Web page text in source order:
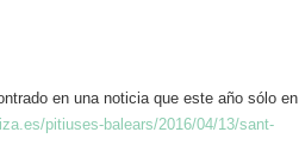
en una noticia que este año sólo en
pitiuses-balears/2016/04/13/sant-